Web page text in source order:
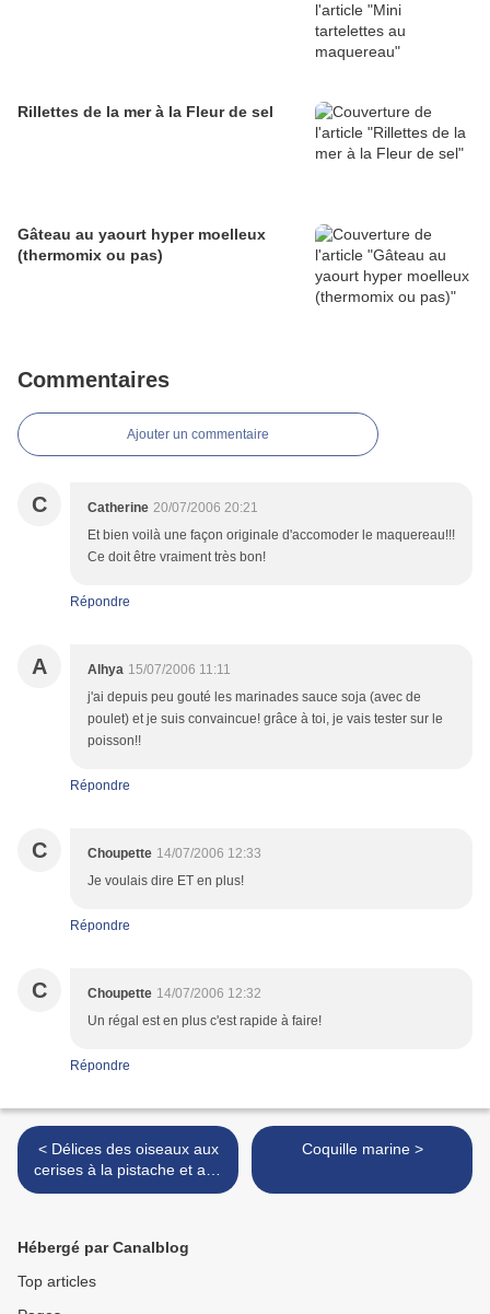
Rillettes de la mer à la Fleur de sel
Gâteau au yaourt hyper moelleux
(thermomix ou pas)
Commentaires
Ajouter un commentaire
C Catherine 20/07/2006 20:21
Et bien voilà une façon originale d'accomoder le maquereau!!!
Ce doit être vraiment très bon!
Répondre
A Alhya 15/07/2006 11:11
j'ai depuis peu gouté les marinades sauce soja (avec de
poulet) et je suis convaincue! grâce à toi, je vais tester sur le
poisson!!
Répondre
C Choupette 14/07/2006 12:33
Je voulais dire ET en plus!
Répondre
C Choupette 14/07/2006 12:32
Un régal est en plus c'est rapide à faire!
Répondre
< Délices des oiseaux aux
cerises à la pistache et aux
amandes
Coquille marine >
Hébergé par Canalblog
Top articles